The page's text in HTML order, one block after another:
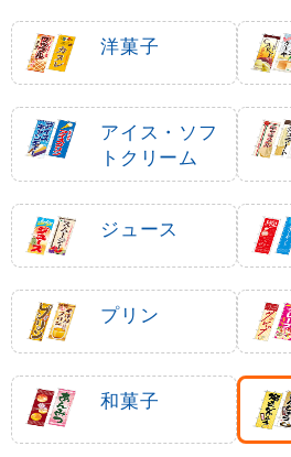
洋菓子
アイス・ソフ
トクリーム
ジュース
プリン
和菓子